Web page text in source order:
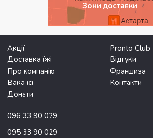
Зони доставки
Акції
Pronto Club
Доставка їжі
Відгуки
Про компанію
Франшиза
Вакансії
Контакти
Донати
096 33 90 029
095 33 90 029